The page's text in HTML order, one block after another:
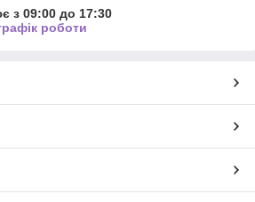
з 09:00 до 17:30
роботи